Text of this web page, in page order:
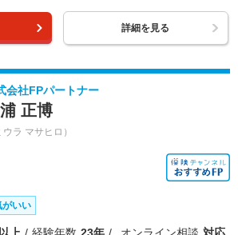
詳細を見る
会社FPパートナー
正博
ウラ マサヒロ）
がいい